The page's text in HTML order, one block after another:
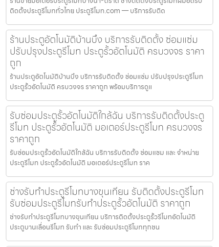
ติดตั้งประตูรีโมททั่วไทย ประตูรีโมท.com — บริการรับติด
ร้านประตูอัตโนมัติบ้านบึง บริการรับติดตั้ง ซ่อมแซ่ม
ปรับปรุงประตูรีโมท ประตูรั้วอัตโนมัติ ครบวงจร ราคา
ถูก
ร้านประตูอัตโนมัติบ้านบึง บริการรับติดตั้ง ซ่อมแซ่ม ปรับปรุงประตูรีโมท
ประตูรั้วอัตโนมัติ ครบวงจร ราคาถูก พร้อมบริการดูแ
รับซ่อมประตูรั้วอัตโนมัติใกล้ฉัน บริการรับติดตั้งประตู
รีโมท ประตูรั้วอัตโนมัติ มอเตอร์ประตูรีโมท ครบวงจร
ราคาถูก
รับซ่อมประตูรั้วอัตโนมัติใกล้ฉัน บริการรับติดตั้ง ซ่อมแซม และ จำหน่าย
ประตูรีโมท ประตูรั้วอัตโนมัติ มอเตอร์ประตูรีโมท ราค
ช่างรับทำประตูรีโมทบางขุนเทียน รับติดตั้งประตูรีโมท
รับซ่อมประตูรีโมทรับทำประตูรั้วอัตโนมัติ ราคาถูก
ช่างรับทำประตูรีโมทบางขุนเทียน บริการติดตั้งประตูรั้วรีโมทอัตโนมัติ
ประตูบานเลื่อนรีโมท รับทำ และ รับซ่อมประตูรีโมททุกชน